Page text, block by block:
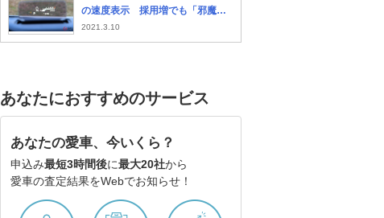
の速度表示 採用増でも「邪魔」
との不要論も HUDは一過性の流
行りなのか
2021.3.10
あなたにおすすめのサービス
あなたの愛車、今いくら？
申込み最短3時間後に最大20社から
愛車の査定結果をWebでお知らせ！